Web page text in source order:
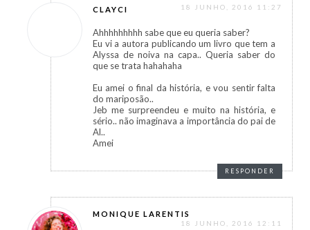
CLAYCI 18 JUNHO, 2016 11:27
Ahhhhhhhhh sabe que eu queria saber?
Eu vi a autora publicando um livro que tem a
Alyssa de noiva na capa.. Queria saber do
que se trata hahahaha
Eu amei o final da história, e vou sentir falta
do mariposão..
Jeb me surpreendeu e muito na história, e
sério.. não imaginava a importância do pai de
Al..
Amei
RESPONDER
MONIQUE LARENTIS
18 JUNHO, 2016 12:11